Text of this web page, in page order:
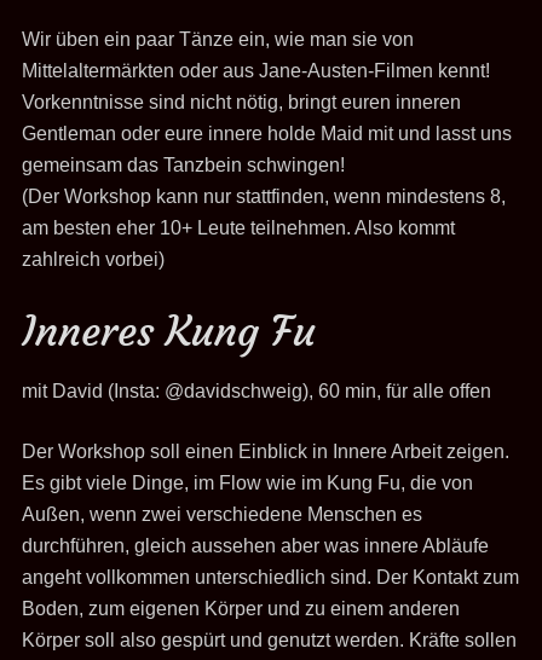
Wir üben ein paar Tänze ein, wie man sie von
Mittelaltermärkten oder aus Jane-Austen-Filmen kennt!
Vorkenntnisse sind nicht nötig, bringt euren inneren
Gentleman oder eure innere holde Maid mit und lasst uns
gemeinsam das Tanzbein schwingen!
(Der Workshop kann nur stattfinden, wenn mindestens 8,
am besten eher 10+ Leute teilnehmen. Also kommt
zahlreich vorbei)
Inneres Kung Fu
mit David (Insta: @davidschweig), 60 min, für alle offen
Der Workshop soll einen Einblick in Innere Arbeit zeigen.
Es gibt viele Dinge, im Flow wie im Kung Fu, die von
Außen, wenn zwei verschiedene Menschen es
durchführen, gleich aussehen aber was innere Abläufe
angeht vollkommen unterschiedlich sind. Der Kontakt zum
Boden, zum eigenen Körper und zu einem anderen
Körper soll also gespürt und genutzt werden. Kräfte sollen